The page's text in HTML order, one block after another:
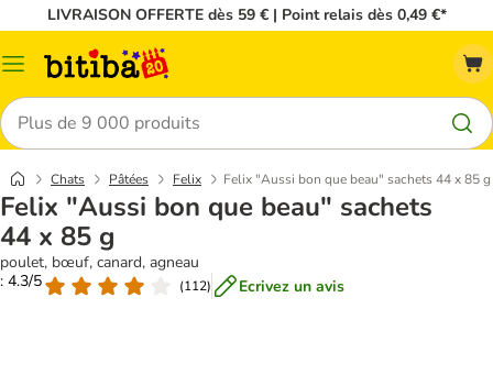
LIVRAISON OFFERTE dès 59 € | Point relais dès 0,49 €*
Menu
Rechercher
Chats Pâtées Felix Felix "Aussi bon que beau" sachets 44 x 85 g
Felix "Aussi bon que beau" sachets
44 x 85 g
poulet, bœuf, canard, agneau
: 4.3/5
(112) Ecrivez un avis